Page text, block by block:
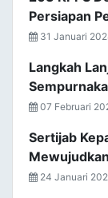
Persiapan
31 Januari
Langkah
07 Februari
Sertijab
24 Januari